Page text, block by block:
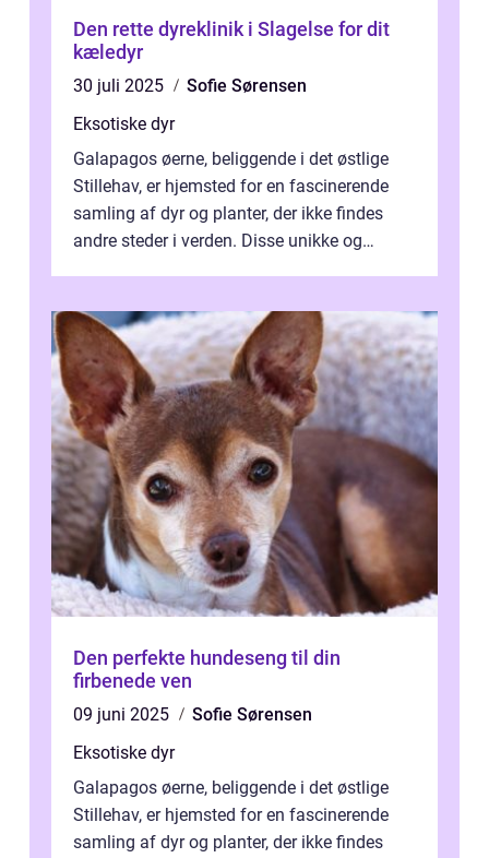
Den rette dyreklinik i Slagelse for dit
kæledyr
30 juli 2025
Sofie Sørensen
Eksotiske dyr
Galapagos øerne, beliggende i det østlige
Stillehav, er hjemsted for en fascinerende
samling af dyr og planter, der ikke findes
andre steder i verden. Disse unikke og
Den perfekte hundeseng til din
firbenede ven
09 juni 2025
Sofie Sørensen
Eksotiske dyr
Galapagos øerne, beliggende i det østlige
Stillehav, er hjemsted for en fascinerende
samling af dyr og planter, der ikke findes